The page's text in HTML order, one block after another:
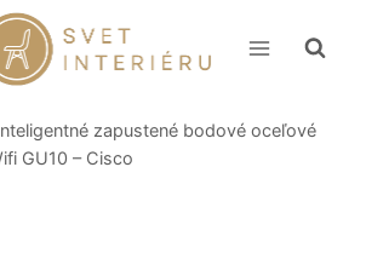
zapustené bodové oceľové
GU10 – Cisco